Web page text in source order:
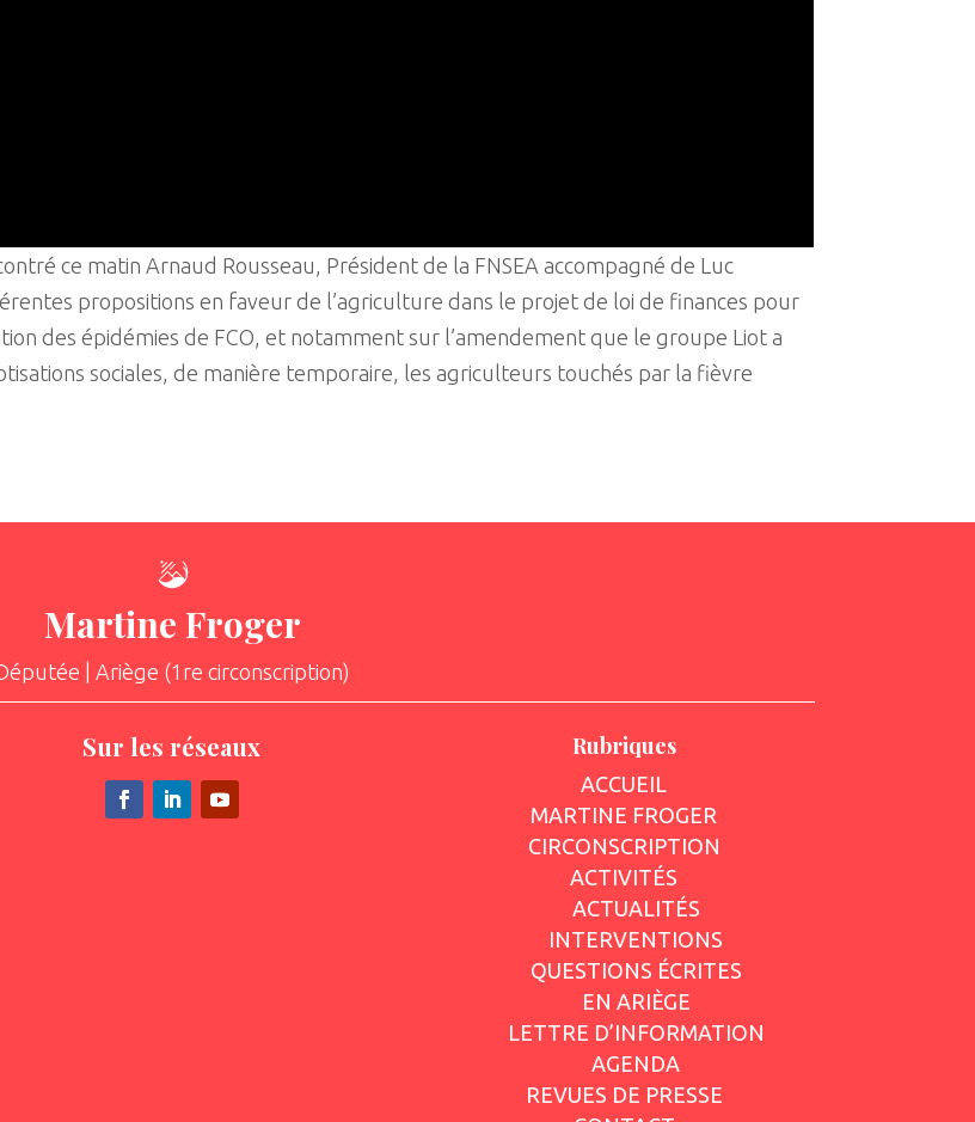
ce matin Arnaud Rousseau, Président de la FNSEA accompagné de Luc
propositions en faveur de l’agriculture dans le projet de loi de finances pour
des épidémies de FCO, et notamment sur l’amendement que le groupe Liot a
sociales, de manière temporaire, les agriculteurs touchés par la fièvre
Martine Froger
| Ariège (1re circonscription)
Sur les réseaux Rubriques
ACCUEIL
MARTINE FROGER
CIRCONSCRIPTION
ACTIVITÉS
ACTUALITÉS
INTERVENTIONS
QUESTIONS ÉCRITES
EN ARIÈGE
LETTRE D’INFORMATION
AGENDA
REVUES DE PRESSE